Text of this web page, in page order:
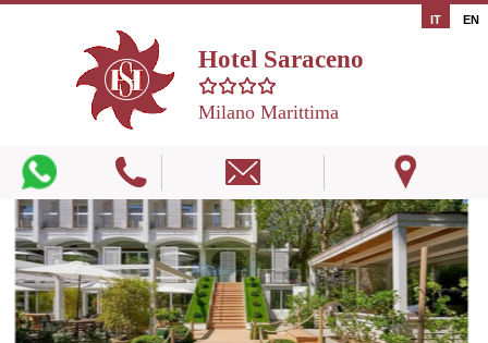
IT EN
Hotel Saraceno
Milano Marittima